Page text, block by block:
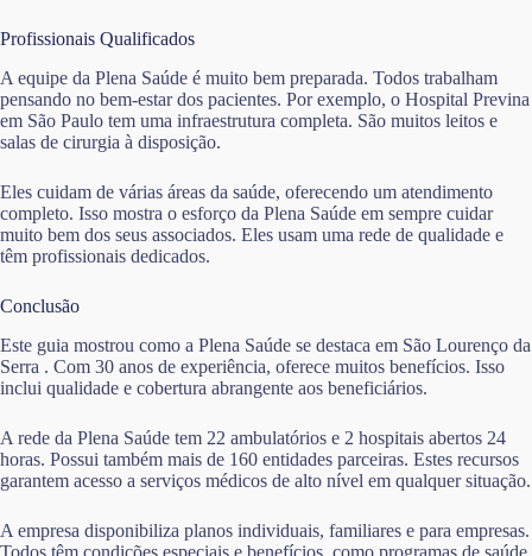
Profissionais Qualificados
A equipe da Plena Saúde é muito bem preparada. Todos trabalham
pensando no bem-estar dos pacientes. Por exemplo, o Hospital Previna
em São Paulo tem uma infraestrutura completa. São muitos leitos e
salas de cirurgia à disposição.
Eles cuidam de várias áreas da saúde, oferecendo um atendimento
completo. Isso mostra o esforço da Plena Saúde em sempre cuidar
muito bem dos seus associados. Eles usam uma rede de qualidade e
têm profissionais dedicados.
Conclusão
Este guia mostrou como a Plena Saúde se destaca em São Lourenço da
Serra . Com 30 anos de experiência, oferece muitos benefícios. Isso
inclui qualidade e cobertura abrangente aos beneficiários.
A rede da Plena Saúde tem 22 ambulatórios e 2 hospitais abertos 24
horas. Possui também mais de 160 entidades parceiras. Estes recursos
garantem acesso a serviços médicos de alto nível em qualquer situação.
A empresa disponibiliza planos individuais, familiares e para empresas.
Todos têm condições especiais e benefícios, como programas de saúde